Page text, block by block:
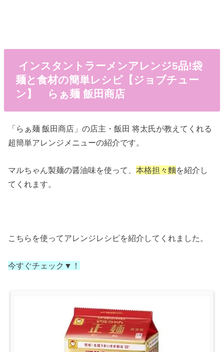
インスタントラーメンアレンジ5品!袋
麺と食材の簡単レシピ【ジョブチュー
ン】 らぁ麺 飯田商店
「らぁ麺 飯田商店」の店主・飯田 将太氏が教えてくれる
超簡単アレンジメニューの紹介です。
マルちゃん製麺の醤油味を使って、本格担々麵を紹介し
てくれます。
こちらを使ってアレンジレシピを紹介してくれました。
今すぐチェック▼！